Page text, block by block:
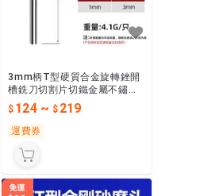
3mm柄T型硬質合金旋轉銼開
槽銑刀切割片切鐵金屬不鏽鋼
鎢鋼磨頭
124~ 219
運費券